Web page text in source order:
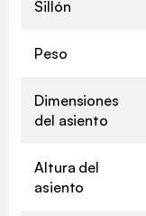
Sillón
Peso
Dimensiones
del asiento
Altura del
asiento